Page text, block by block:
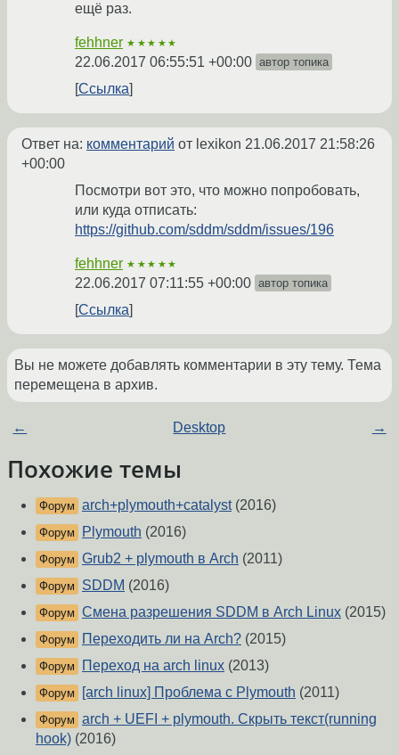
ещё раз.
fehhner ★★★★★
22.06.2017 06:55:51 +00:00 автор топика
Ссылка
Ответ на: комментарий от lexikon 21.06.2017 21:58:26
+00:00
Посмотри вот это, что можно попробовать,
или куда отписать:
https://github.com/sddm/sddm/issues/196
fehhner ★★★★★
22.06.2017 07:11:55 +00:00 автор топика
Ссылка
Вы не можете добавлять комментарии в эту тему. Тема
перемещена в архив.
← Desktop →
Похожие темы
Форум arch+plymouth+catalyst(2016)
Форум Plymouth (2016)
Форум Grub2 + plymouth в Arch (2011)
Форум SDDM (2016)
Форум Смена разрешения SDDM в Arch Linux (2015)
Форум Переходить ли на Arch? (2015)
Форум Переход на arch linux (2013)
Форум [arch linux] Проблема с Plymouth (2011)
Форум arch + UEFI + plymouth. Скрыть текст(running
hook) (2016)